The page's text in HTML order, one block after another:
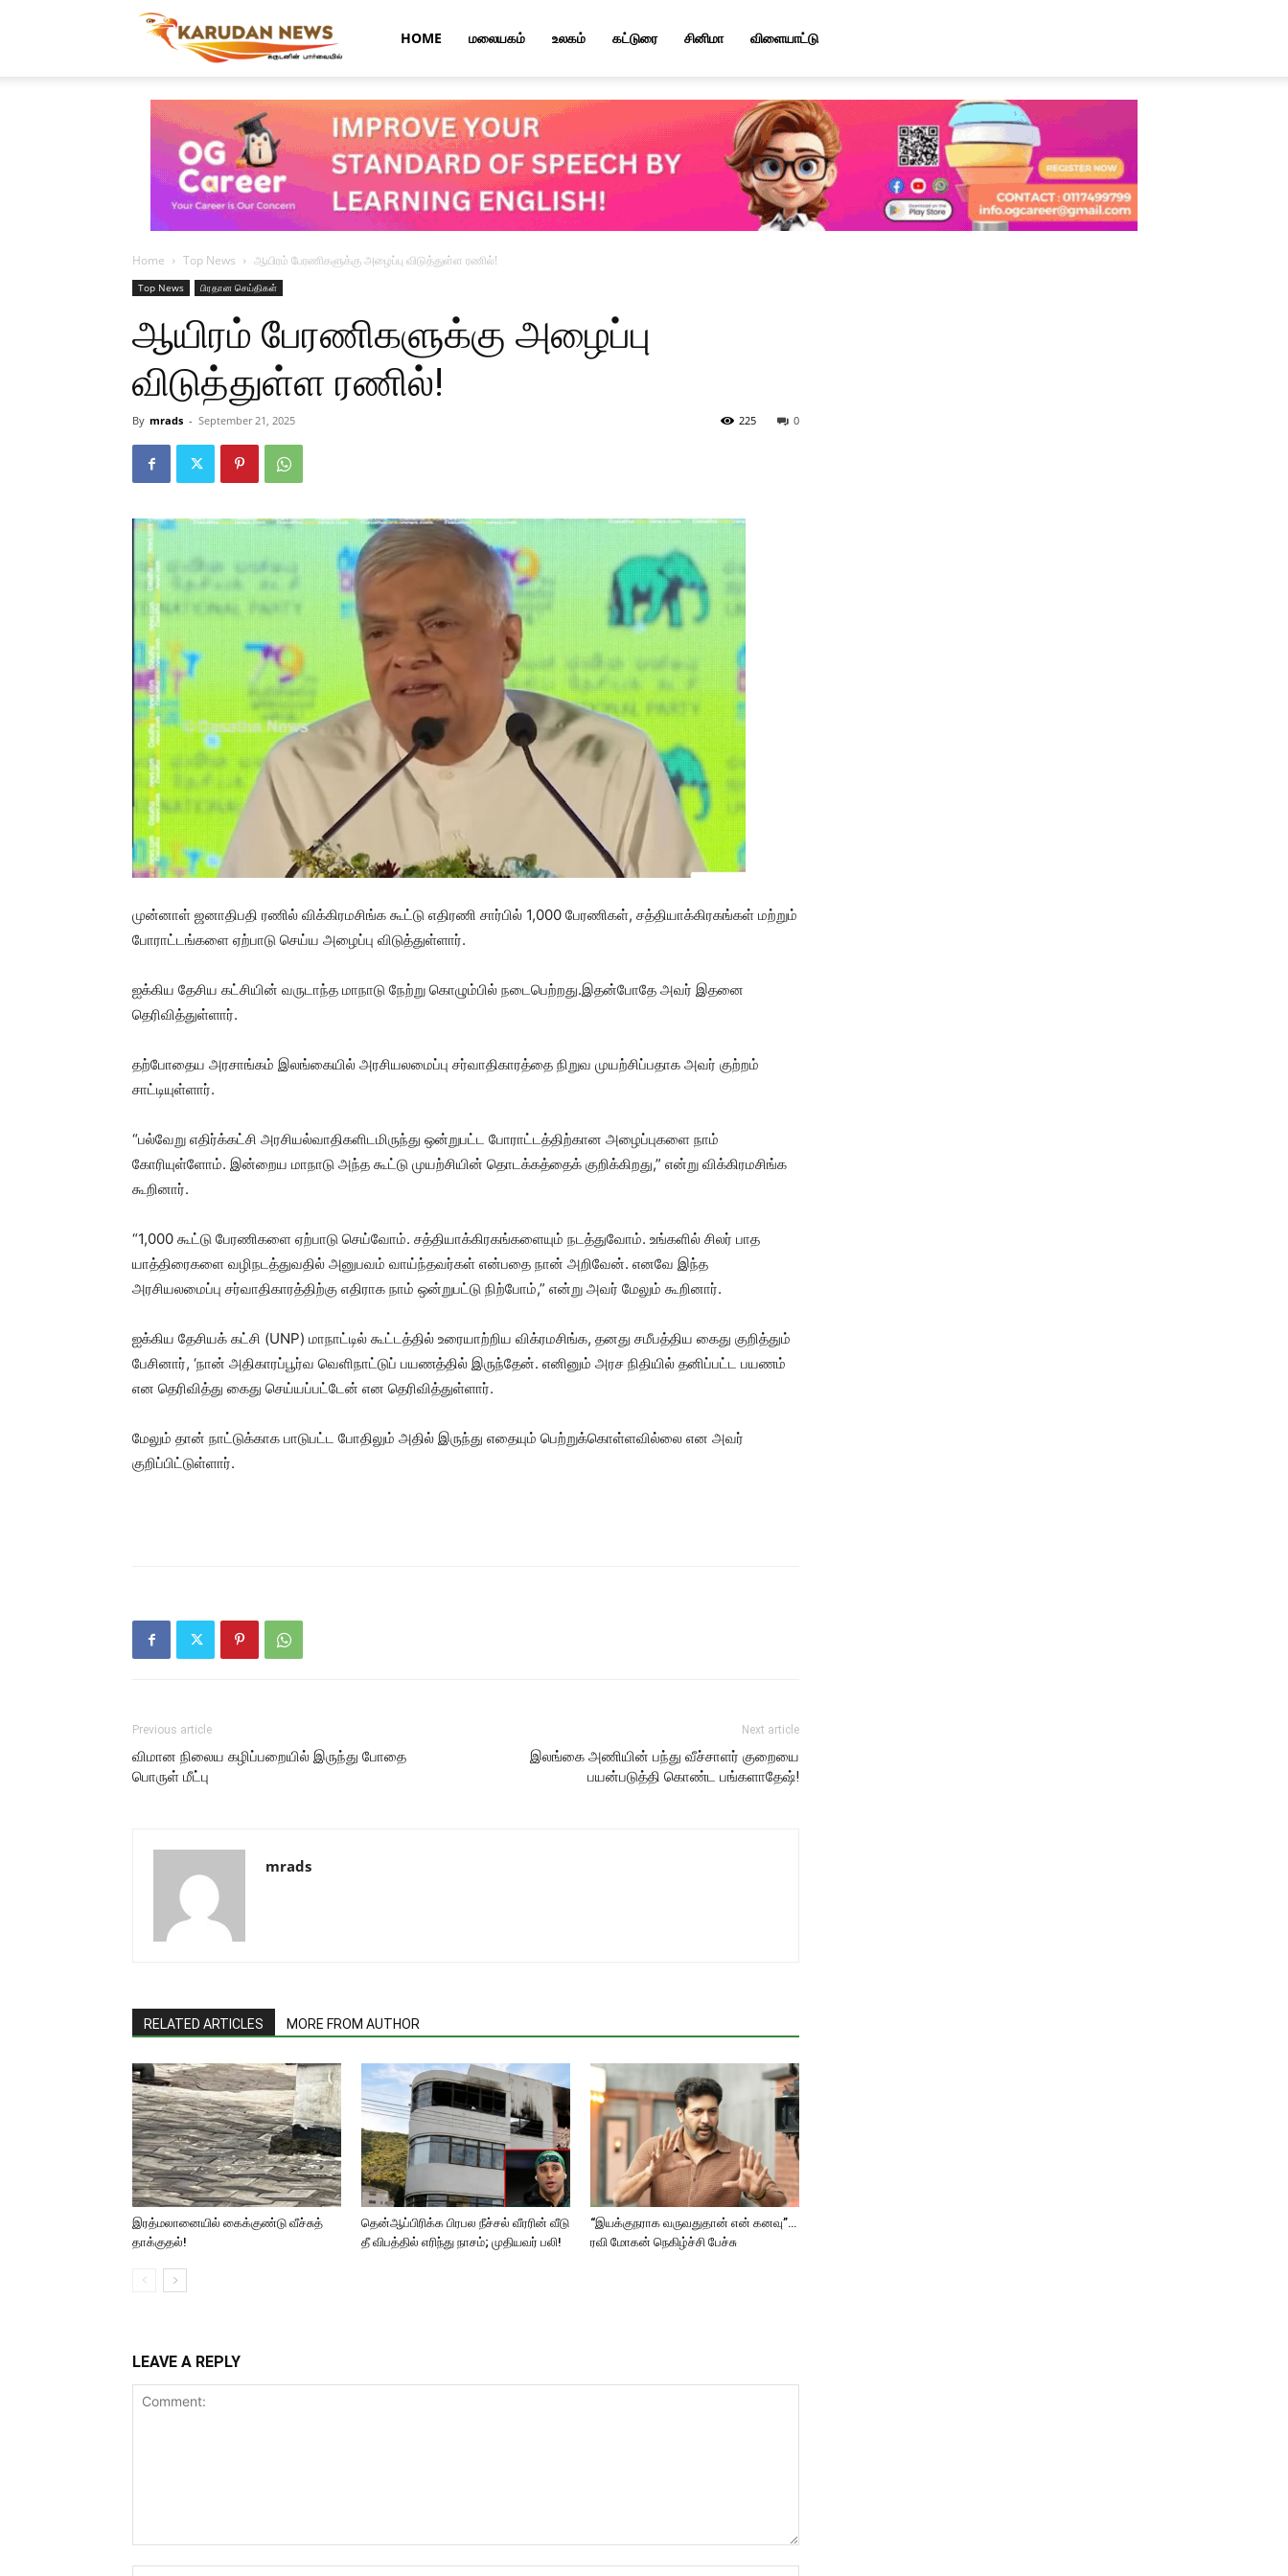
Karudan
News
HOME மலையகம் உலகம் கட்டுரை சினிமா விளையாட்டு
Home Top News ஆயிரம் பேரணிகளுக்கு அழைப்பு விடுத்துள்ள ரணில்!
Top News பிரதான செய்திகள்
ஆயிரம் பேரணிகளுக்கு அழைப்பு
விடுத்துள்ள ரணில்!
By mrads - September 21, 2025 0
225
முன்னாள் ஜனாதிபதி ரணில் விக்கிரமசிங்க கூட்டு எதிரணி சார்பில் 1,000 பேரணிகள், சத்தியாக்கிரகங்கள் மற்றும்
போராட்டங்களை ஏற்பாடு செய்ய அழைப்பு விடுத்துள்ளார்.
ஐக்கிய தேசிய கட்சியின் வருடாந்த மாநாடு நேற்று கொழும்பில் நடைபெற்றது.இதன்போதே அவர் இதனை
தெரிவித்துள்ளார்.
தற்போதைய அரசாங்கம் இலங்கையில் அரசியலமைப்பு சர்வாதிகாரத்தை நிறுவ முயற்சிப்பதாக அவர் குற்றம்
சாட்டியுள்ளார்.
“பல்வேறு எதிர்க்கட்சி அரசியல்வாதிகளிடமிருந்து ஒன்றுபட்ட போராட்டத்திற்கான அழைப்புகளை நாம்
கோரியுள்ளோம். இன்றைய மாநாடு அந்த கூட்டு முயற்சியின் தொடக்கத்தைக் குறிக்கிறது,” என்று விக்கிரமசிங்க
கூறினார்.
“1,000 கூட்டு பேரணிகளை ஏற்பாடு செய்வோம். சத்தியாக்கிரகங்களையும் நடத்துவோம். உங்களில் சிலர் பாத
யாத்திரைகளை வழிநடத்துவதில் அனுபவம் வாய்ந்தவர்கள் என்பதை நான் அறிவேன். எனவே இந்த
அரசியலமைப்பு சர்வாதிகாரத்திற்கு எதிராக நாம் ஒன்றுபட்டு நிற்போம்,” என்று அவர் மேலும் கூறினார்.
ஐக்கிய தேசியக் கட்சி (UNP) மாநாட்டில் கூட்டத்தில் உரையாற்றிய விக்ரமசிங்க, தனது சமீபத்திய கைது குறித்தும்
பேசினார், ‘நான் அதிகாரப்பூர்வ வெளிநாட்டுப் பயணத்தில் இருந்தேன். எனினும் அரச நிதியில் தனிப்பட்ட பயணம்
என தெரிவித்து கைது செய்யப்பட்டேன் என தெரிவித்துள்ளார்.
மேலும் தான் நாட்டுக்காக பாடுபட்ட போதிலும் அதில் இருந்து எதையும் பெற்றுக்கொள்ளவில்லை என அவர்
குறிப்பிட்டுள்ளார்.
Previous article
விமான நிலைய கழிப்பறையில் இருந்து போதை
பொருள் மீட்பு
Next article
இலங்கை அணியின் பந்து வீச்சாளர் குறையை
பயன்படுத்தி கொண்ட பங்களாதேஷ்!
mrads
RELATED ARTICLES MORE FROM AUTHOR
இரத்மலானையில் கைக்குண்டு வீச்சுத்
தாக்குதல்!
தென்ஆப்பிரிக்க பிரபல நீச்சல் வீரரின் வீடு
தீ விபத்தில் எரிந்து நாசம்; முதியவர் பலி!
“இயக்குநராக வருவதுதான் என் கனவு”…
ரவி மோகன் நெகிழ்ச்சி பேச்சு
LEAVE A REPLY